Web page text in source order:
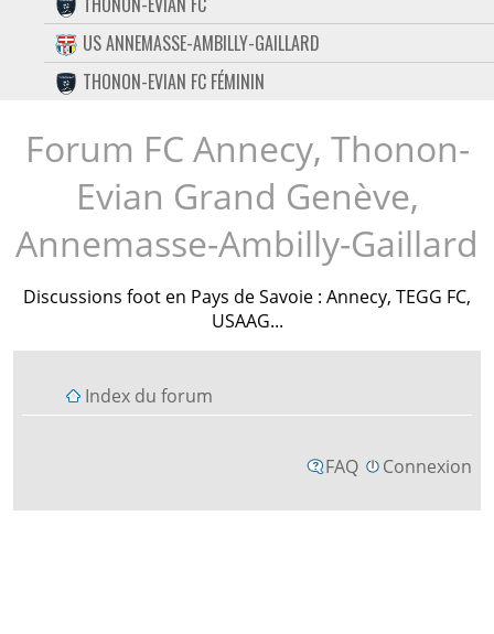
CONTACT
FACEBOOK
TWITTER
INSTAGRAM
US ANNEMASSE-AMBILLY-GAILLARD
THONON-EVIAN FC FÉMININ
Forum FC Annecy, Thonon-
Evian Grand Genève,
Annemasse-Ambilly-Gaillard
Discussions foot en Pays de Savoie : Annecy, TEGG FC,
USAAG...
Index du forum
FAQ Connexion